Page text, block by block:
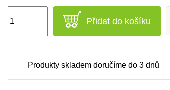
Přidat do košíku
Produkty skladem doručíme do 3 dnů